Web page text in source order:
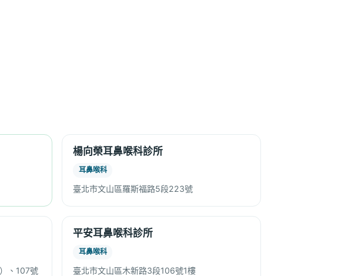
楊向榮耳鼻喉科診所
耳鼻喉科
臺北市文山區羅斯福路5段223號
、107號
平安耳鼻喉科診所
耳鼻喉科
臺北市文山區木新路3段106號1樓